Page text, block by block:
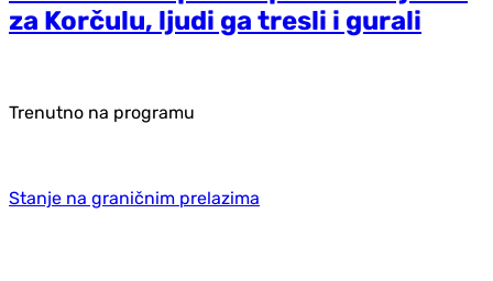
za Korčulu, ljudi ga tresli i gurali
Trenutno na programu
Stanje na graničnim prelazima